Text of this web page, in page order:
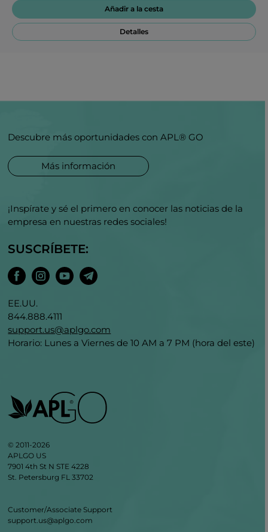
Añadir a la cesta
Detalles
Descubre más oportunidades con APL® GO
Más información
¡Inspírate y sé el primero en conocer las noticias de la
empresa en nuestras redes sociales!
SUSCRÍBETE:
EE.UU.
844.888.4111
support.us@aplgo.com
Horario: Lunes a Viernes de 10 AM a 7 PM (hora del este)
© 2011-2026
APLGO US
7901 4th St N STE 4228
St. Petersburg FL 33702
Customer/Associate Support
support.us@aplgo.com